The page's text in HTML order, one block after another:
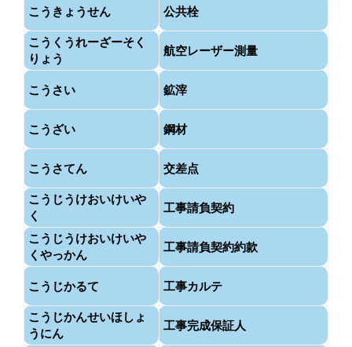
こうきょうせん
公共栓
こうくうれーざーそく
りょう
航空レーザー測量
こうさい 鉱滓
こうざい 鋼材
こうさてん
交差点
こうじうけおいけいや
く
工事請負契約
こうじうけおいけいや
くやっかん
工事請負契約約款
こうじかるて
工事カルテ
こうじかんせいほしょ
うにん
工事完成保証人